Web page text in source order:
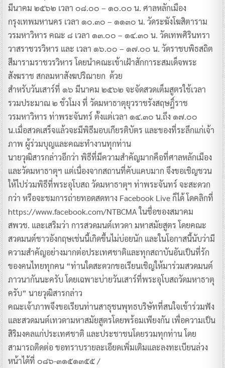
มีนาคม ๒๕๖๒ เวลา ๐๘.๐๐ – ๑๐.๐๐ น. ศาลหลักเมือง
กรุงเทพมหานคร เวลา ๑๐.๓๐ – ๑๑๓๐ น. วัดระฆังโฆสิตาราม
วรมหาวิหาร คณะ ๘ เวลา ๑๓.๐๐ – ๑๔.๓๐ น. วัดเทพศิรินทรา
วาสราชวรวิหาร และ เวลา ๑๖.๐๐ – ๑๗.๐๐ น. วัดราชบพิธสถิต
สีมารามราชวรวิหาร โดยนำคณะเข้าเฝ้าสักการะสมเด็จพระ
สังฆราช สกลมหาสังฆปริณายก ด้วย
สำหรับวันเสาร์ที่ ๑๖ มีนาคม ๒๕๖๒ จะจัดสวดเต็มสูตรใช้เวลา
รวมประมาณ ๒ ชั่วโมง ที่ วัดมหาธาตุยุวราชรังสฤษฎิ์ราช
วรมหาวิหาร ท่าพระจันทร์ ตั้งแต่เวลา ๑๔.๓๐ น.ถึง ๑๗.๐๐
น.เมื่อสวดเสร็จแล้วจะมีพิธีมอบเกียรติบัตร และของที่ระลึกแก่เจ้า
ภาพ ผู้ร่วมบุญและคณะทำงานทุกท่าน
นายวุฒิสารกล่าวอีกว่า พิธีที่มีความสำคัญมากคือที่ศาลหลักเมือง
และวัดมหาธาตุฯ แต่เนื่องจากสถานที่คับแคบมาก จึงขอเชิญชวน
ให้ไปร่วมพิธีที่พระอุโบสถ วัดมหาธาตุฯ ท่าพระจันทร์ จะสะดวก
กว่า หรือจะชมการถ่ายทอดสดทาง Facebook Live ก็ได้ โดคลิกที่
https://www.facebook.com/NTBCMA ในชื่อของสมาคม
สพวช. และเสริมว่า การสวดมนต์เทวดา มหาสมัยสูตร โดยคณะ
สวดมนต์ชาวอังกฤษเช่นนี้เกิดขึ้นไม่บ่อยนัก และในโอกาสนี้นับว่ามี
ความสำคัญอย่างมากต่อประเทศชาติและทุกสถาบันอันเป็นที่รัก
ของคนไทยทุกคน “ท่านใดสะดวกขอเรียนเชิญให้มาร่วมสวดมนต์
ภาวนากันนะครับ โดยเฉพาะบ่ายวันเสาร์ที่พระอุโบสถวัดมหาธาตุ
ครับ” นายวุฒิสารกล่าว
คณะเจ้าภาพจึงขอเรียนท่านสาธุชนพุทธบริษัทที่สนใจเข้าร่วมฟัง
และสวดมนต์เทวดามหาสมัยสูตรโดยพร้อมเพียงกัน เพื่อความเป็น
สิริมงคลแก่ประเทศชาติ และประชาชนโดยรวมทุกท่าน โดย
สามารถติดต่อ ขอทราบรายละเอียดเพิ่มเติมและลงทะเบียนล่วง
หน้าได้ที่ ๐๘๖-๓๑๕๑๓๕๕ /